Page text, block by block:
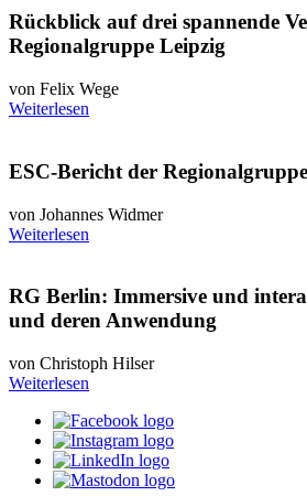
Rückblick auf drei spannende
Regionalgruppe Leipzig
von Felix Wege
Weiterlesen
ESC-Bericht der
von Johannes Widmer
Weiterlesen
RG Berlin: Immersive und
und deren Anwendung
von Christoph Hilser
Weiterlesen